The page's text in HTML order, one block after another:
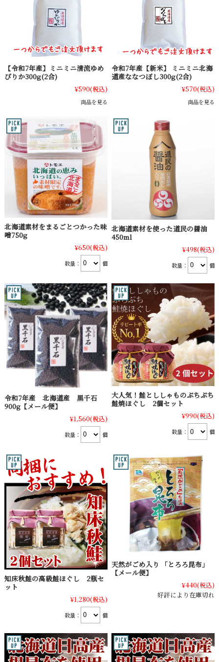
【令和7年産】ミニミニ清流ゆめ
ぴりか300g(2合)
¥590(税込)
商品を見る
令和7年産【新米】 ミニミニ北海
道産ななつぼし300g(2合)
¥570(税込)
商品を見る
北海道素材をまるごとつかった味
噌750g
¥650(税込)
数量： 個
北海道素材を使った道民の醤油
450ml
¥498(税込)
数量： 個
令和7年産 北海道産 黒千石
900g【メール便】
¥1,560(税込)
数量： 個
大人気！鮭とししゃものぷちぷち
鮭焼ほぐし 2個セット
¥990(税込)
数量： 個
知床秋鮭の高級鮭ほぐし 2瓶セ
ット
¥1,280(税込)
数量： 個
天然がごめ入り 「とろろ昆布」
【メール便】
¥440(税込)
好評により在庫切れ